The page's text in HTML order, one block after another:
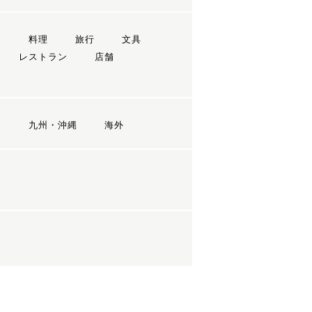
料理 旅行
文具
レストラン
店舗
九州・沖縄 海外